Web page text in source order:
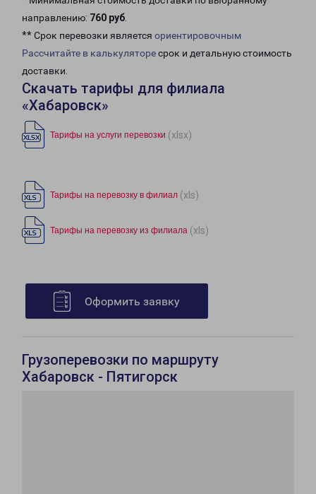
направлению: 760 руб.
** Срок перевозки является ориентировочным
Рассчитайте в калькуляторесрок и детальную стоимость
доставки.
Скачать тарифы для филиала
«Хабаровск»
Тарифы на услуги перевозки (xlsx)
Тарифы на перевозку в филиал (xls)
Тарифы на перевозку из филиала (xls)
Оформить заявку
Грузоперевозки по маршруту
Хабаровск - Пятигорск